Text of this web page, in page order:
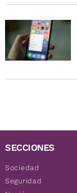
SECCIONES
Sociedad
Seguridad